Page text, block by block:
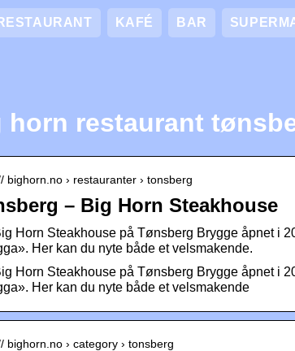
KAFÉ BAR
horn restaurant
bighorn.no › restauranter › tonsberg
– Big Horn Steakhouse
Horn Steakhouse på Tønsberg Brygge åpnet i
Her kan du nyte både et velsmakende.
Horn Steakhouse på Tønsberg Brygge åpnet i
Her kan du nyte både et velsmakende
bighorn.no › category › tonsberg